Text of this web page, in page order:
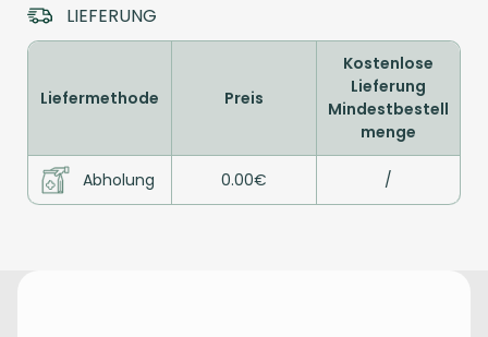
LIEFERUNG
Liefermethode Preis
Kostenlose
Lieferung
Mindestbestell
menge
Abholung 0.00€ /